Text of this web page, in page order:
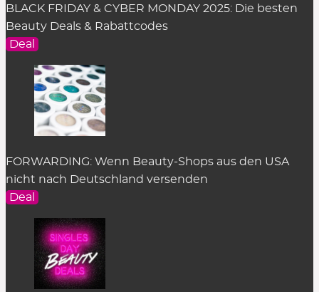
BLACK FRIDAY & CYBER MONDAY 2025: Die besten
Beauty Deals & Rabattcodes
Deal
FORWARDING: Wenn Beauty-Shops aus den USA
nicht nach Deutschland versenden
Deal